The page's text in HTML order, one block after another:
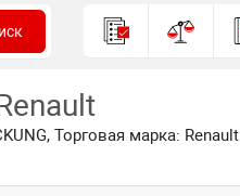
Торговая марка: Renault